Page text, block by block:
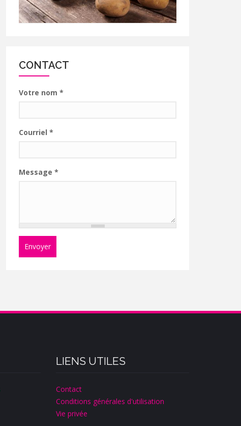
CONTACT
Votre nom *
Courriel *
Message *
Envoyer
LIENS UTILES
Contact
Conditions générales d'utilisation
Vie privée